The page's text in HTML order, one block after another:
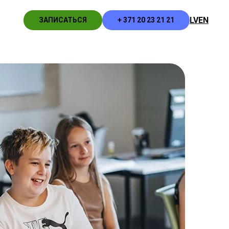
ЗАПИСАТЬСЯ + 371 20 23 21 21 LVEN